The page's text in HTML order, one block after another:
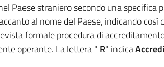
Paese straniero secondo una specifica
al nome del Paese, indicando così
formale procedura di
operante. La lettera " R" indica